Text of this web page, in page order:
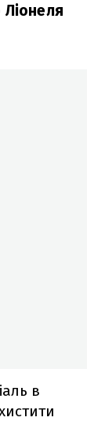
в